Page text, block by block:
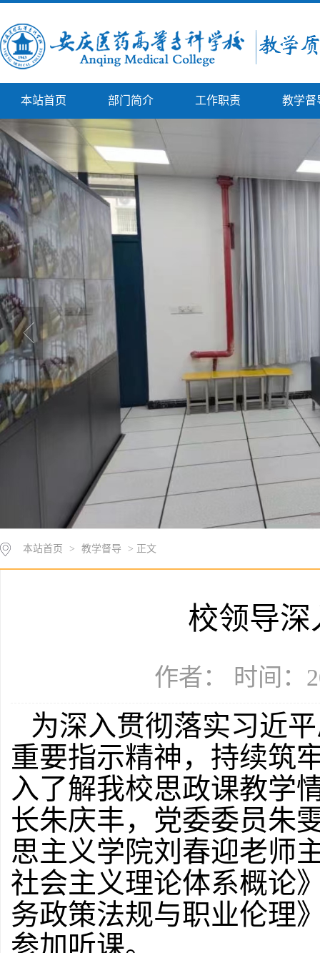
本站首页 部门简介 工作职责 教学督
本站首页 > 教学督导 > 正文
校领导
作者： 时间：
为深入贯彻落实习近
重要指示精神，持续筑
入了解我校思政课教学
长朱庆丰，党委委员朱
思主义学院刘春迎老师
社会主义理论体系概论
务政策法规与职业伦理
参加听课。